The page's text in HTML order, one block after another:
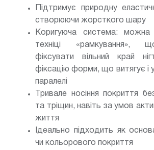
Підтримує природну
створюючи жорсткого шару
Коригуюча система:
техніці «рамкування»,
фіксувати вільний край
фіксацію форми, що витягує і
паралелі
Тривале носіння покриття
та тріщин, навіть за умов
життя
Ідеально підходить як
чи кольорового покриття